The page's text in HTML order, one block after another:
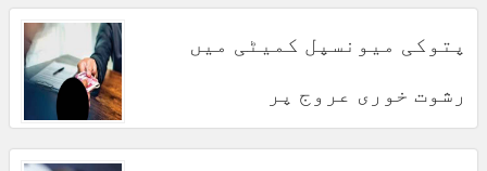
پتوکی میونسپل کمیٹی میں
رشوت خوری عروج پر